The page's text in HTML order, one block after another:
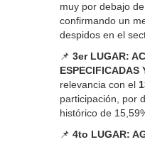
muy por debajo
confirmando un
despidos en el
📌 3er LUGAR:
ESPECIFICADAS
relevancia con el
participación, por
histórico de
📌 4to LUGAR: